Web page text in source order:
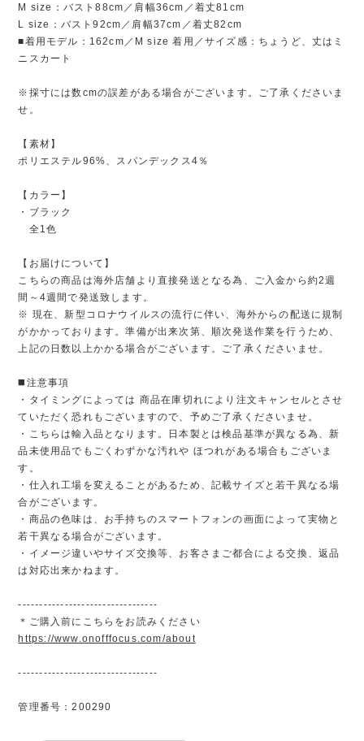
M size：バスト88cm／肩幅36cm／着丈81cm
L size：バスト92cm／肩幅37cm／着丈82cm
■着用モデル：162cm／M size 着用／サイズ感：ちょうど、丈はミ
ニスカート
※採寸には数cmの誤差がある場合がございます。ご了承くださいま
せ。
【素材】
ポリエステル96%、スパンデックス4％
【カラー】
・ブラック
全1色
【お届けについて】
こちらの商品は海外店舗より直接発送となる為、ご入金から約2週
間～4週間で発送致します。
※ 現在、新型コロナウイルスの流行に伴い、海外からの配送に規制
がかかっております。準備が出来次第、順次発送作業を行うため、
上記の日数以上かかる場合がございます。ご了承くださいませ。
◼️注意事項
・タイミングによっては 商品在庫切れにより注文キャンセルとさせ
ていただく恐れもございますので、予めご了承くださいませ。
・こちらは輸入品となります。日本製とは検品基準が異なる為、新
品未使用品でもごくわずかな汚れや ほつれがある場合もございま
す。
・仕入れ工場を変えることがあるため、記載サイズと若干異なる場
合がございます。
・商品の色味は、お手持ちのスマートフォンの画面によって実物と
若干異なる場合がございます。
・イメージ違いやサイズ交換等、お客さまご都合による交換、返品
は対応出来かねます。
---------------------------------
＊ご購入前にこちらをお読みください
https://www.onofffocus.com/about
---------------------------------
管理番号：200290